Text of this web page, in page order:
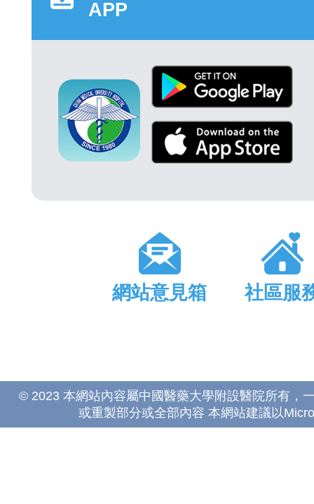
APP
網站意見箱 社區服
© 2023 本網站內容屬中國醫藥大學附設醫院所有，
或重製部分或全部內容 本網站建議以